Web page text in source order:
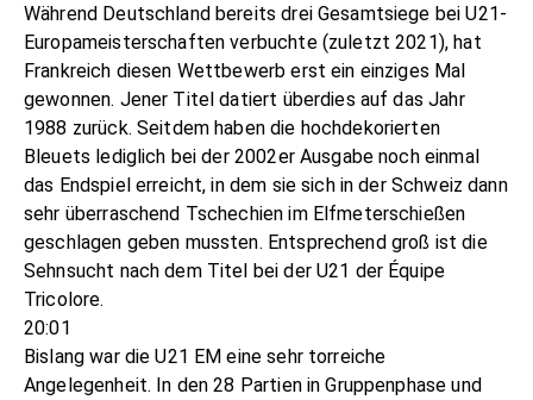
Während Deutschland bereits drei Gesamtsiege bei U21-
Europameisterschaften verbuchte (zuletzt 2021), hat
Frankreich diesen Wettbewerb erst ein einziges Mal
gewonnen. Jener Titel datiert überdies auf das Jahr
1988 zurück. Seitdem haben die hochdekorierten
Bleuets lediglich bei der 2002er Ausgabe noch einmal
das Endspiel erreicht, in dem sie sich in der Schweiz dann
sehr überraschend Tschechien im Elfmeterschießen
geschlagen geben mussten. Entsprechend groß ist die
Sehnsucht nach dem Titel bei der U21 der Équipe
Tricolore.
20:01
Bislang war die U21 EM eine sehr torreiche
Angelegenheit. In den 28 Partien in Gruppenphase und